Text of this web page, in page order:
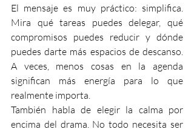
El mensaje es muy práctico: simplifica.
Mira qué tareas puedes delegar, qué
compromisos puedes reducir y dónde
puedes darte más espacios de descanso.
A veces, menos cosas en la agenda
significan más energía para lo que
realmente importa.
También habla de elegir la calma por
encima del drama. No todo necesita ser